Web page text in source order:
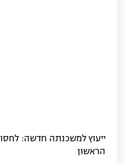
ייעוץ למשכנתה חדשה:
הראשון‏